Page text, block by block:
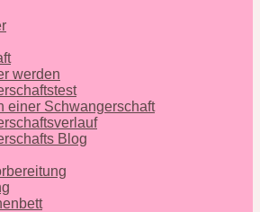
werden
einer Schwangerschaft
Blog